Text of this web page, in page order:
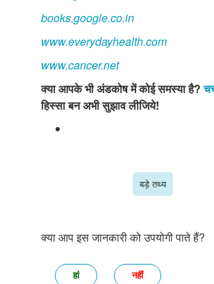
books.google.co.in
www.everydayhealth.com
www.cancer.net
क्या आपके भी अंडकोष में कोई समस्या है?
हिस्सा बन अभी सुझाव लीजिये!
बड़े तथ्य
क्या आप इस जानकारी को उपयोगी पाते हैं?
हां नहीं